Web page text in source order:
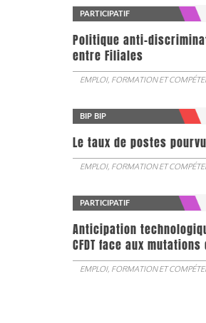
PARTICIPATIF
Politique anti-
entre Filiales
EMPLOI, FORMATION ET
BIP BIP
Le taux de postes
EMPLOI, FORMATION ET
PARTICIPATIF
Anticipation
CFDT face aux
EMPLOI, FORMATION ET